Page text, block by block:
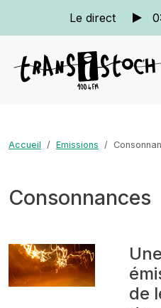
Le direct
Accueil Emissions
Consonnances
Une
de